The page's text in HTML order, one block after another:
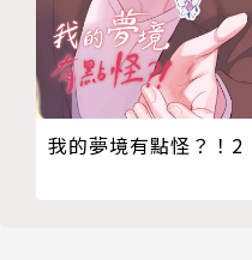
我的夢境有點怪？！2